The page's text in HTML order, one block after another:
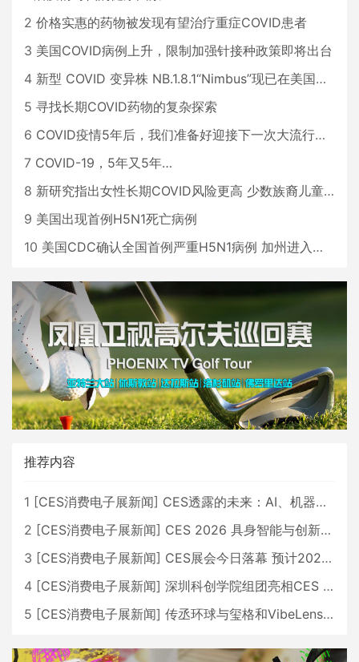
2 价格实惠的药物被发现有望治疗重症COVID患者
3 美国COVID病例上升，限制加强针接种政策即将出台
4 新型 COVID 变异株 NB.1.8.1“Nimbus”现已在美国占据主导地位
5 寻找长期COVID药物的复杂探索
6 COVID疫情5年后，我们准备好迎接下一次大流行了吗？
7 COVID-19，5年又5年…
8 新研究指出女性长期COVID风险更高 少数族裔儿童存在差异
9 美国出现首例H5N1死亡病例
10 美国CDC确认全国首例严重H5N1病例 加州进入紧急状态
推荐内容
1 [CES消费电子展新闻] CES透露的未来：AI、机器人与智能生活大爆发
2 [CES消费电子展新闻] CES 2026 具身智能与创新领域 中国公司大放异彩
3 [CES消费电子展新闻] CES展会今日落幕 预计2026行业收入将超五千亿美元
4 [CES消费电子展新闻] 深圳科创学院组团亮相CES 广受好评
5 [CES消费电子展新闻] 传丞环球与玺格和VibeLens共同推出全新耳机